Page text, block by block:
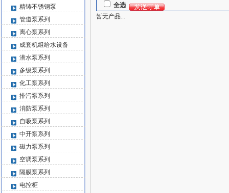
精铸不锈钢泵
管道泵系列
离心泵系列
成套机组给水设备
潜水泵系列
多级泵系列
化工泵系列
排污泵系列
消防泵系列
自吸泵系列
中开泵系列
磁力泵系列
空调泵系列
隔膜泵系列
电控柜
全选
暂无产品...